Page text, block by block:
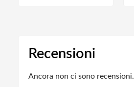
Recensioni
Ancora non ci sono recensioni.